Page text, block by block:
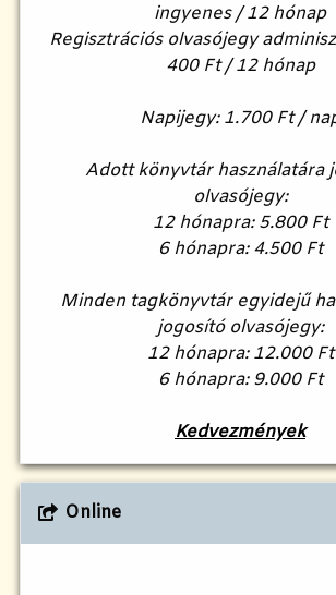
ingyenes / 12 hónap
Regisztrációs olvasójegy
400 Ft / 12 hónap
Napijegy: 1.700 Ft /
Adott könyvtár használatára
olvasójegy:
12 hónapra: 5.800 Ft
6 hónapra: 4.500 Ft
Minden tagkönyvtár egyidejű
jogosító olvasójegy:
12 hónapra: 12.000 Ft
6 hónapra: 9.000 Ft
Kedvezmények
Online